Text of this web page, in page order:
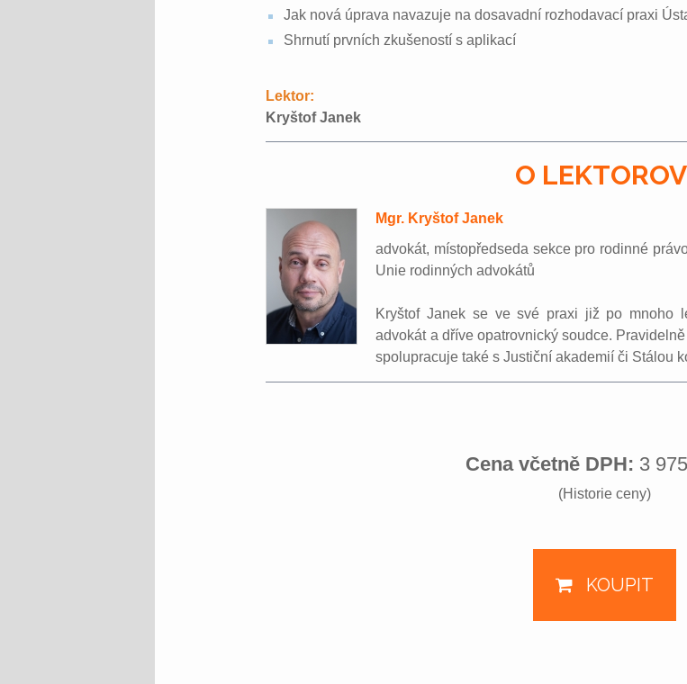
Jak nová úprava navazuje na dosavadní rozhodavací praxi
Shrnutí prvních zkušeností s aplikací
Lektor:
Kryštof Janek
O
Mgr. Kryštof Janek
advokát, místopředseda sekce pro rodinné
Unie rodinných advokátů
Kryštof Janek se ve své praxi již po mnoho
advokát a dříve opatrovnický soudce.
spolupracuje také s Justiční akademií či Stálou
Cena včetně DPH: 3
(Historie ceny)
KOUPIT